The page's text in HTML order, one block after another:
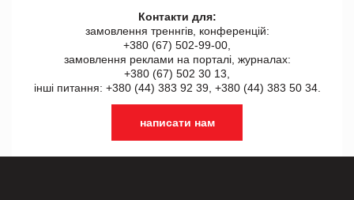
Контакти для:
замовлення треннгів, конференцій:
+380 (67) 502-99-00,
замовлення реклами на порталі, журналах:
+380 (67) 502 30 13,
інші питання: +380 (44) 383 92 39, +380 (44) 383 50 34.
написати нам